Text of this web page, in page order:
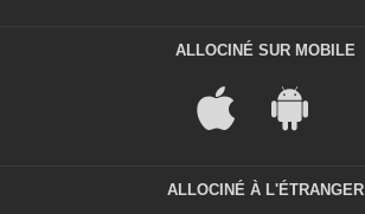
ALLOCINÉ SUR MOBILE
ALLOCINÉ À L'ÉTRANGER